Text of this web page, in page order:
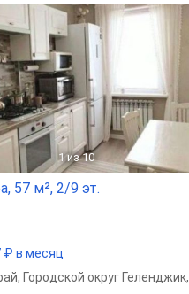
1 из 10
57 м², 2/9 эт.
₽ в месяц
, Городской округ Геленджик,